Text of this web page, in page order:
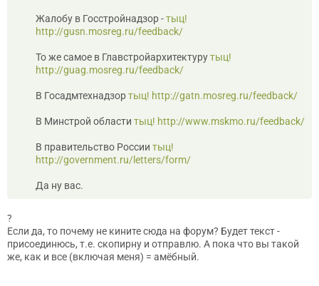
Жалобу в Госстройнадзор -тыц!
http://gusn.mosreg.ru/feedback/
То же самое в Главстройархитектурутыц!
http://guag.mosreg.ru/feedback/
В Госадмтехнадзортыц! http://gatn.mosreg.ru/feedback/
В Минстрой области тыц! http://www.mskmo.ru/feedback/
В правительство России тыц!
http://government.ru/letters/form/
Да ну вас.
?
Если да, то почему не кините сюда на форум? Будет текст -
присоединюсь, т.е. скопирну и отправлю. А пока что вы такой
же, как и все (включая меня) = амёбный.